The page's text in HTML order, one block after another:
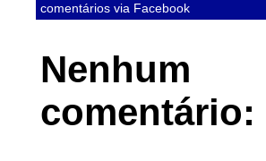
comentários via Facebook
Nenhum
comentário: